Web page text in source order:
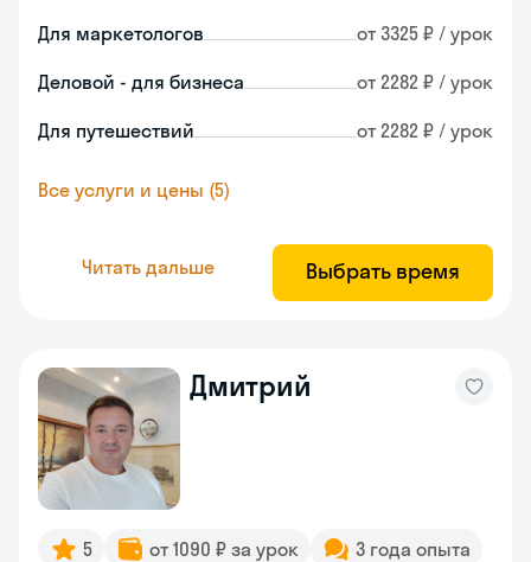
Для маркетологов от 3325 ₽ / урок
Деловой - для бизнеса от 2282 ₽ / урок
Для путешествий от 2282 ₽ / урок
Все услуги и цены (5)
Читать дальше Выбрать время
Дмитрий
5 от 1090 ₽ за урок
3 года опыта